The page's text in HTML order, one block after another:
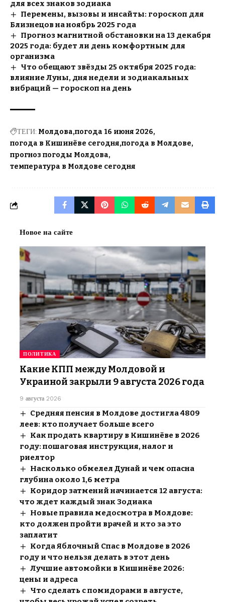
для всех знаков зодиака
Перемены, вызовы и инсайты: гороскоп для
Близнецов на ноябрь 2025 года
Прогноз магнитной обстановки на 13 декабря
2025 года: будет ли день комфортным для
организма
Что обещают звёзды 25 октября 2025 года:
влияние Луны, дня недели и зодиакальных
вибраций — гороскоп на день
ТЕГИ: Молдова погода 16 июня 2026
погода в Кишинёве сегодня погода в Молдове
прогноз погоды Молдова
температура в Молдове сегодня
Новое на сайте
ПОЛИТИКА
Какие КПП между Молдовой и
Украиной закрыли 9 августа 2026 года
9 августа 2026
Средняя пенсия в Молдове достигла 4809
леев: кто получает больше всего
Как продать квартиру в Кишинёве в 2026
году: пошаговая инструкция, налог и
риелтор
Насколько обмелел Дунай и чем опасна
глубина около 1,6 метра
Коридор затмений начинается 12 августа:
что ждет каждый знак Зодиака
Новые правила медосмотра в Молдове:
кто должен пройти врачей и кто за это
заплатит
Когда Яблочный Спас в Молдове в 2026
году и что нельзя делать в этот день
Лучшие автомойки в Кишинёве 2026:
цены и адреса
Что сделать с помидорами в августе,